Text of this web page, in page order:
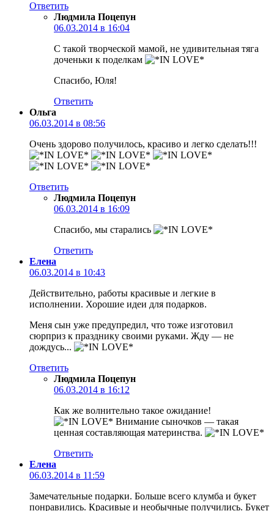
Ответить
Людмила Поцепун
06.03.2014 в 16:04
C такой творческой мамой, не удивительная тяга
доченьки к поделкам
Спасибо, Юля!
Ответить
Ольга
06.03.2014 в 08:56
Очень здорово получилось, красиво и легко сделать!!!
Ответить
Людмила Поцепун
06.03.2014 в 16:09
Спасибо, мы старались
Ответить
Елена
06.03.2014 в 10:43
Действительно, работы красивые и легкие в
исполнении. Хорошие идеи для подарков.
Меня сын уже предупредил, что тоже изготовил
сюрприз к празднику своими руками. Жду — не
дождусь...
Ответить
Людмила Поцепун
06.03.2014 в 16:12
Как же волнительно такое ожидание!
Внимание сыночков — такая
ценная составляющая материнства.
Ответить
Елена
06.03.2014 в 11:59
Замечательные подарки. Больше всего клумба и букет
понравились. Красивые и необычные получились. Букет